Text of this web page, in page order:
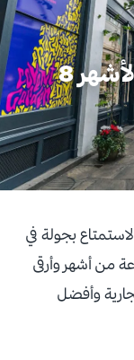
افضل مولات لندن: دليلك لأشهر 8
بجولة في
من أشهر وأرقى
وأفضل